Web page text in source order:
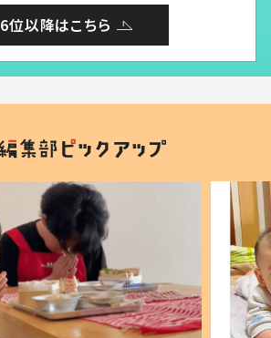
6位以降はこちら